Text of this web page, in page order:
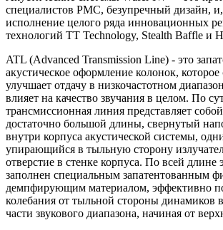
специалистов PMC, безупречный дизайн,
исполнение целого ряда инновационных
технологий TT Technology, Stealth Baffle и
ATL (Advanced Transmission Line) - это
акустическое оформление колонок,
улучшает отдачу в низкочастотном
влияет на качество звучания в целом. По
трансмиссионная линия представляет
достаточно большой длины, свернутый
внутри корпуса акустической системы,
упирающийся в тыльную сторону
отверстие в стенке корпуса. По всей длине
заполнен специальным запатентованным
демпфирующим материалом, эффективно
колебания от тыльной стороны динамиков
части звукового диапазона, начиная от